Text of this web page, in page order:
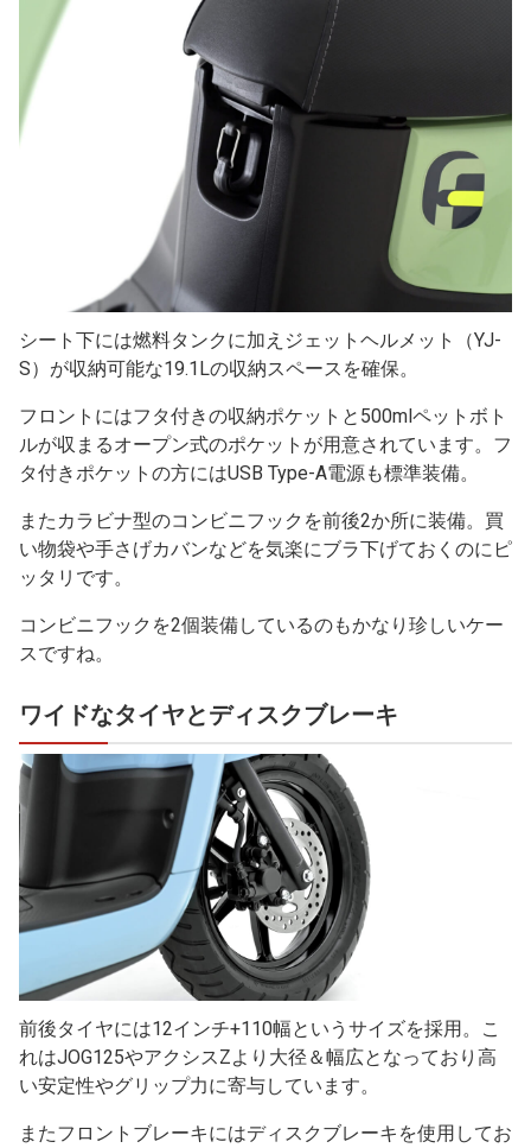
シート下には燃料タンクに加えジェットヘルメット（YJ-
S）が収納可能な19.1Lの収納スペースを確保。
フロントにはフタ付きの収納ポケットと500mlペットボト
ルが収まるオープン式のポケットが用意されています。フ
タ付きポケットの方にはUSB Type-A電源も標準装備。
またカラビナ型のコンビニフックを前後2か所に装備。買
い物袋や手さげカバンなどを気楽にブラ下げておくのにピ
ッタリです。
コンビニフックを2個装備しているのもかなり珍しいケー
スですね。
ワイドなタイヤとディスクブレーキ
前後タイヤには12インチ+110幅というサイズを採用。こ
れはJOG125やアクシスZより大径＆幅広となっており高
い安定性やグリップ力に寄与しています。
またフロントブレーキにはディスクブレーキを使用してお